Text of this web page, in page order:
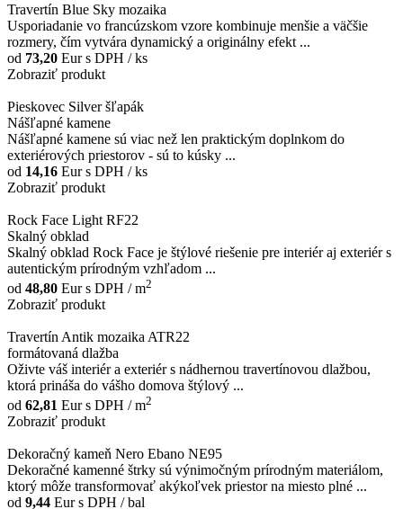
Travertín Blue Sky mozaika
Usporiadanie vo francúzskom vzore kombinuje menšie a väčšie
rozmery, čím vytvára dynamický a originálny efekt ...
od 73,20 Eurs DPH / ks
Zobraziť produkt
Pieskovec Silver šľapák
Nášľapné kamene
Nášľapné kamene sú viac než len praktickým doplnkom do
exteriérových priestorov - sú to kúsky ...
od 14,16 Eurs DPH / ks
Zobraziť produkt
Rock Face Light RF22
Skalný obklad
Skalný obklad Rock Face je štýlové riešenie pre interiér aj exteriér s
autentickým prírodným vzhľadom ...
od 48,80 Eurs DPH / m2
Zobraziť produkt
Travertín Antik mozaika ATR22
formátovaná dlažba
Oživte váš interiér a exteriér s nádhernou travertínovou dlažbou,
ktorá prináša do vášho domova štýlový ...
od 62,81 Eurs DPH / m2
Zobraziť produkt
Dekoračný kameň Nero Ebano NE95
Dekoračné kamenné štrky sú výnimočným prírodným materiálom,
ktorý môže transformovať akýkoľvek priestor na miesto plné ...
od 9,44 Eurs DPH / bal